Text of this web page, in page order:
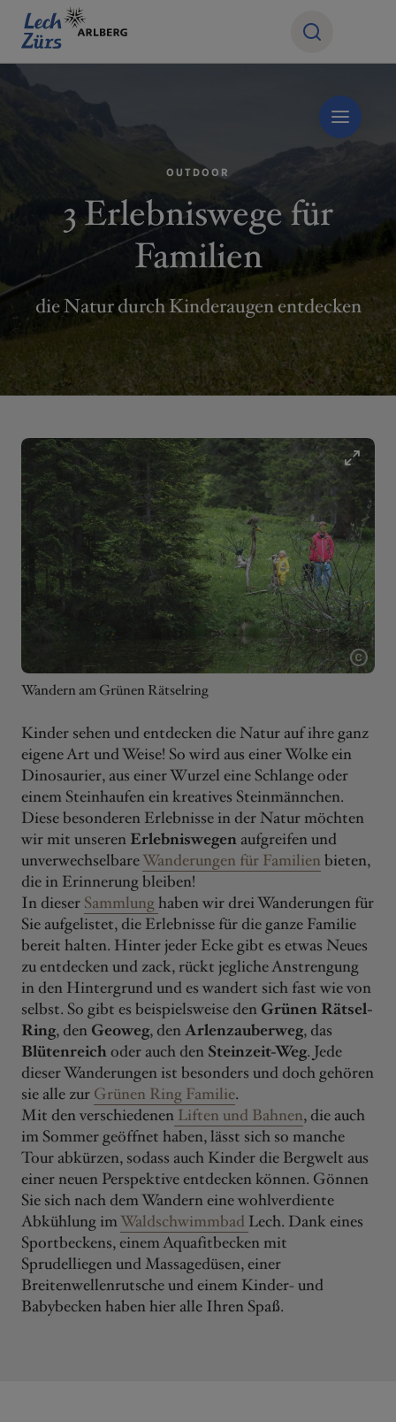
OUTDOOR
3 Erlebniswege für
Familien
die Natur durch Kinderaugen entdecken
Kinder sehen und entdecken die Natur auf ihre ganz
eigene Art und Weise! So wird aus einer Wolke ein
Dinosaurier, aus einer Wurzel eine Schlange oder
einem Steinhaufen ein kreatives Steinmännchen.
Diese besonderen Erlebnisse in der Natur möchten
wir mit unseren Erlebniswegenaufgreifen und
unverwechselbareWanderungen für Familien bieten,
die in Erinnerung bleiben!
In dieser Sammlunghaben wir drei Wanderungen für
Sie aufgelistet, die Erlebnisse für die ganze Familie
bereit halten. Hinter jeder Ecke gibt es etwas Neues
zu entdecken und zack, rückt jegliche Anstrengung
in den Hintergrund und es wandert sich fast wie von
selbst. So gibt es beispielsweise den Grünen Rätsel-
Ring, den Geoweg, denArlenzauberweg, das
Blütenreichoder auch den Steinzeit-Weg. Jede
dieser Wanderungen ist besonders und doch gehören
sie alle zur Grünen Ring Familie.
Mit den verschiedenen Liften und Bahnen, die auch
im Sommer geöffnet haben, lässt sich so manche
Tour abkürzen, sodass auch Kinder die Bergwelt aus
einer neuen Perspektive entdecken können. Gönnen
Sie sich nach dem Wandern eine wohlverdiente
Abkühlung imWaldschwimmbad Lech. Dank eines
Sportbeckens, einem Aquafitbecken mit
Sprudelliegen und Massagedüsen, einer
Breitenwellenrutsche und einem Kinder- und
Babybecken haben hier alle Ihren Spaß.
Wandern am Grünen Rätselring